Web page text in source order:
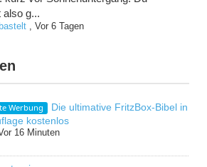
also g...
,Vor 6 Tagen
Werbung
Die ultimative FritzBox-Bibel in
kostenlos
16 Minuten